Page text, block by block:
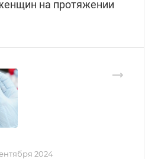
на протяжении
2024